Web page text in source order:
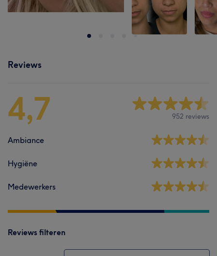
Reviews
4,7 952 reviews
Ambiance
Hygiëne
Medewerkers
Reviews filteren